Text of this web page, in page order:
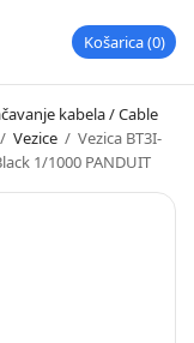
Košarica 0
kabela / Cable
/ Vezice / Vezica BT3I-
1/1000 PANDUIT